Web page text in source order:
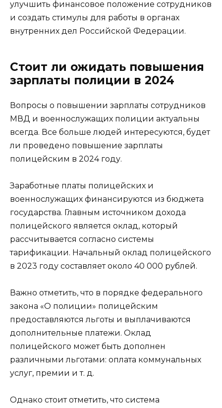
улучшить финансовое положение сотрудников
и создать стимулы для работы в органах
внутренних дел Российской Федерации.
Стоит ли ожидать повышения
зарплаты полиции в 2024
Вопросы о повышении зарплаты сотрудников
МВД и военнослужащих полиции актуальны
всегда. Все больше людей интересуются, будет
ли проведено повышение зарплаты
полицейским в 2024 году.
Заработные платы полицейских и
военнослужащих финансируются из бюджета
государства. Главным источником дохода
полицейского является оклад, который
рассчитывается согласно системы
тарификации. Начальный оклад полицейского
в 2023 году составляет около 40 000 рублей.
Важно отметить, что в порядке федерального
закона «О полиции» полицейским
предоставляются льготы и выплачиваются
дополнительные платежи. Оклад
полицейского может быть дополнен
различными льготами: оплата коммунальных
услуг, премии и т. д.
Однако стоит отметить, что система